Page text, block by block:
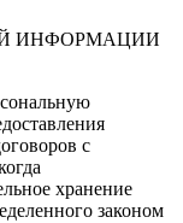
ИНФОРМАЦИИ
с
хранение
законом